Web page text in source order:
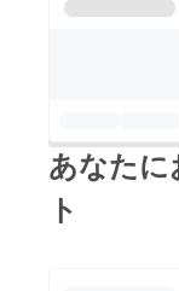
あなたに
ト